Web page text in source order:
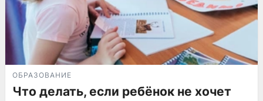
ОБРАЗОВАНИЕ
Что делать, если ребёнок не хочет